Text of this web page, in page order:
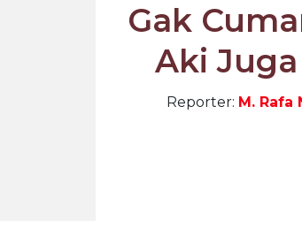
Gak
Aki
Reporter: M. Rafa